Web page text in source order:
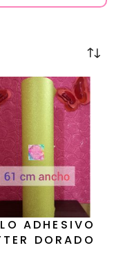
ADHESIVO
DORADO